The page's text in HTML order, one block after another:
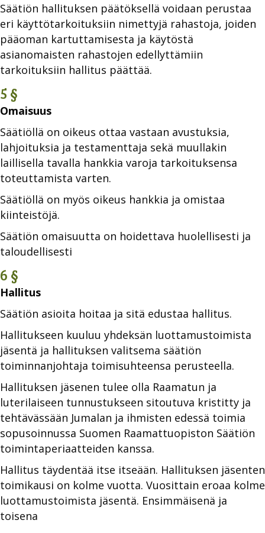
Säätiön hallituksen päätöksellä voidaan perustaa
eri käyttötarkoituksiin nimettyjä rahastoja, joiden
pääoman kartuttamisesta ja käytöstä
asianomaisten rahastojen edellyttämiin
tarkoituksiin hallitus päättää.
5 §
Omaisuus
Säätiöllä on oikeus ottaa vastaan avustuksia,
lahjoituksia ja testamenttaja sekä muullakin
laillisella tavalla hankkia varoja tarkoituksensa
toteuttamista varten.
Säätiöllä on myös oikeus hankkia ja omistaa
kiinteistöjä.
Säätiön omaisuutta on hoidettava huolellisesti ja
taloudellisesti
6 §
Hallitus
Säätiön asioita hoitaa ja sitä edustaa hallitus.
Hallitukseen kuuluu yhdeksän luottamustoimista
jäsentä ja hallituksen valitsema säätiön
toiminnanjohtaja toimisuhteensa perusteella.
Hallituksen jäsenen tulee olla Raamatun ja
luterilaiseen tunnustukseen sitoutuva kristitty ja
tehtävässään Jumalan ja ihmisten edessä toimia
sopusoinnussa Suomen Raamattuopiston Säätiön
toimintaperiaatteiden kanssa.
Hallitus täydentää itse itseään. Hallituksen jäsenten
toimikausi on kolme vuotta. Vuosittain eroaa kolme
luottamustoimista jäsentä. Ensimmäisenä ja
toisena